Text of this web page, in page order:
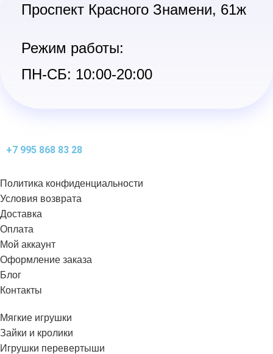
Проспект Красного Знамени, 61ж
Режим работы:
ПН-СБ: 10:00-20:00
+7 995 868 83 28
Политика конфиденциальности
Условия возврата
Доставка
Оплата
Мой аккаунт
Оформление заказа
Блог
Контакты
Мягкие игрушки
Зайки и кролики
Игрушки перевертыши